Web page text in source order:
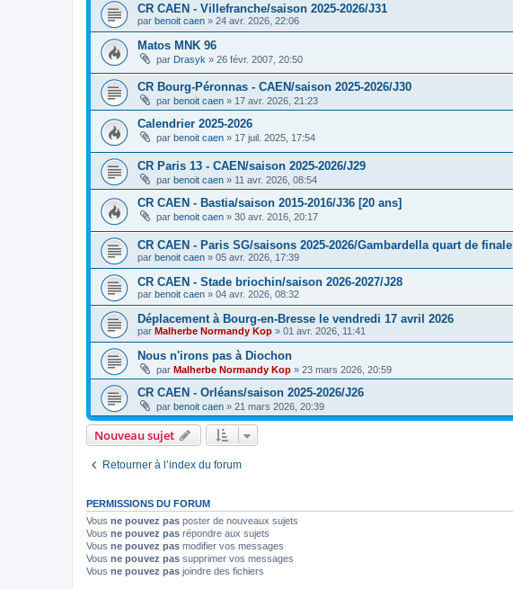
CR CAEN - Villefranche/saison 2025-2026/J31
par benoit caen » 24 avr. 2026, 22:06
Matos MNK 96
par Drasyk » 26 févr. 2007, 20:50
CR Bourg-Péronnas - CAEN/saison 2025-2026/J30
par benoit caen » 17 avr. 2026, 21:23
Calendrier 2025-2026
par benoit caen » 17 juil. 2025, 17:54
CR Paris 13 - CAEN/saison 2025-2026/J29
par benoit caen » 11 avr. 2026, 08:54
CR CAEN - Bastia/saison 2015-2016/J36 [20 ans]
par benoit caen » 30 avr. 2016, 20:17
CR CAEN - Paris SG/saisons 2025-2026/Gambardella quart de finale
par benoit caen » 05 avr. 2026, 17:39
CR CAEN - Stade briochin/saison 2026-2027/J28
par benoit caen » 04 avr. 2026, 08:32
Déplacement à Bourg-en-Bresse le vendredi 17 avril 2026
par Malherbe Normandy Kop » 01 avr. 2026, 11:41
Nous n'irons pas à Diochon
par Malherbe Normandy Kop » 23 mars 2026, 20:59
CR CAEN - Orléans/saison 2025-2026/J26
par benoit caen » 21 mars 2026, 20:39
Nouveau sujet
Retourner à l’index du forum
PERMISSIONS DU FORUM
Vous ne pouvez pas poster de nouveaux sujets
Vous ne pouvez pas répondre aux sujets
Vous ne pouvez pas modifier vos messages
Vous ne pouvez pas supprimer vos messages
Vous ne pouvez pas joindre des fichiers